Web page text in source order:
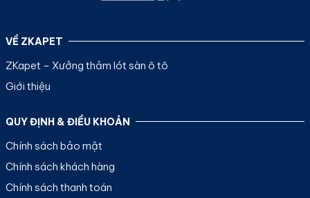
VỀ ZKAPET
ZKapet – Xưởng thảm lót sàn ô tô
Giới thiệu
QUY ĐỊNH & ĐIỀU KHOẢN
Chính sách bảo mật
Chính sách khách hàng
Chính sách thanh toán